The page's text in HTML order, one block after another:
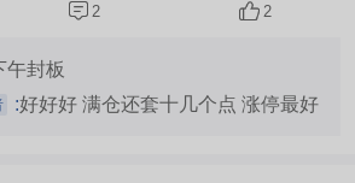
2 2
午封板
: 好好好 满仓还套十几个点 涨停最好